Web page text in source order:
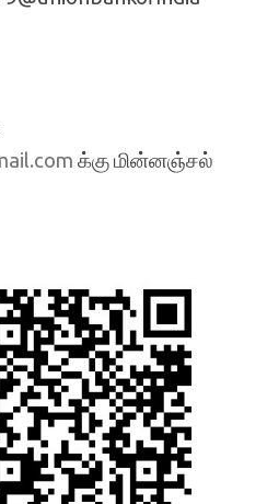
க்கு மின்னஞ்சல்